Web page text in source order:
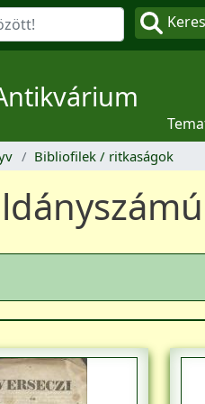
Bibliofilek / ritkaságok